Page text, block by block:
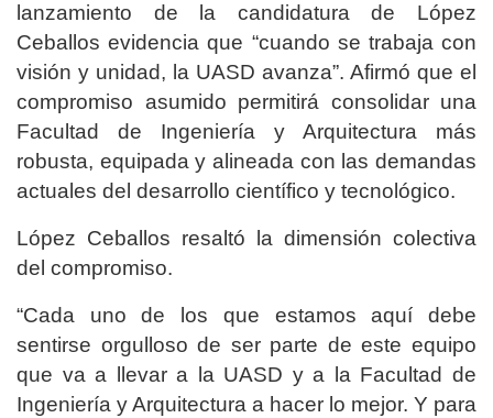
lanzamiento de la candidatura de López
Ceballos evidencia que “cuando se trabaja con
visión y unidad, la UASD avanza”. Afirmó que el
compromiso asumido permitirá consolidar una
Facultad de Ingeniería y Arquitectura más
robusta, equipada y alineada con las demandas
actuales del desarrollo científico y tecnológico.
López Ceballos resaltó la dimensión colectiva
del compromiso.
“Cada uno de los que estamos aquí debe
sentirse orgulloso de ser parte de este equipo
que va a llevar a la UASD y a la Facultad de
Ingeniería y Arquitectura a hacer lo mejor. Y para